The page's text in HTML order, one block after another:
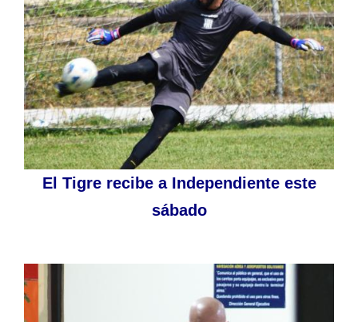
El Tigre recibe a Independiente este
sábado